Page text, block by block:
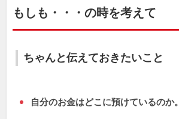
もしも・・・の時を考えて
ちゃんと伝えておきたいこと
自分のお金はどこに預けているのか。